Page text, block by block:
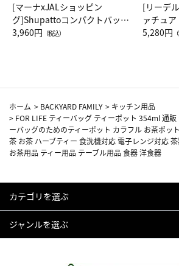
[マーナxJALショッピン
グ]Shupattoコンパクトバッグ
Drop JAL客室乗務員（LC）ス
3,960円 （税込）
[リーデ
ァチュ
ト（レッ
5,280円
ホーム > BACKYARD FAMILY > キッチン用品
> FOR LIFE ティーバッグ ティーポット 354ml 通
ーバッグのためのティーポット カラフル お茶ポッ
茶 お茶 ハーブティー 食洗機対応 電子レンジ対応
お茶用品 ティー用品 テーブル用品 食器 洋食器
カテゴリを選ぶ
ジャンルを選ぶ